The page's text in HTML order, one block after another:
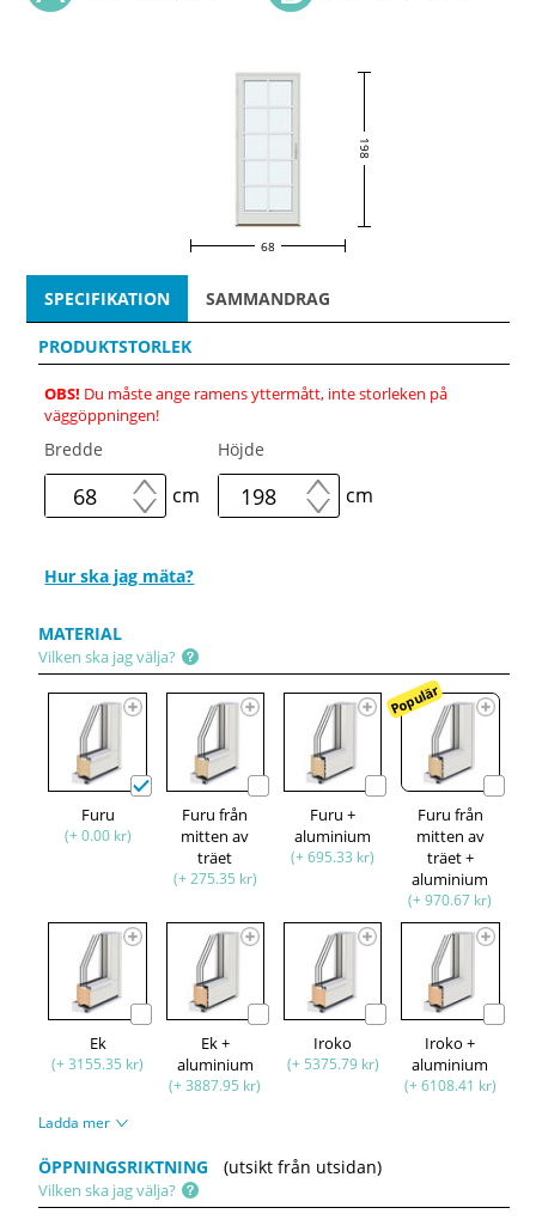
198
68
SPECIFIKATION SAMMANDRAG
PRODUKTSTORLEK
OBS! Du måste ange ramens yttermått, inte storleken på
väggöppningen!
Bredde
cm
Höjde
cm
Hur ska jag mäta?
MATERIAL
Vilken ska jag välja?
Furu
(+ 0.00 kr)
Furu från
mitten av
träet
(+ 275.35 kr)
Furu +
aluminium
(+ 695.33 kr)
Populär
Furu från
mitten av
träet +
aluminium
(+ 970.67 kr)
Ek
(+ 3155.35 kr)
Ek +
aluminium
(+ 3887.95 kr)
Iroko
(+ 5375.79 kr)
Iroko +
aluminium
(+ 6108.41 kr)
Ladda mer
ÖPPNINGSRIKTNING (utsikt från utsidan)
Vilken ska jag välja?